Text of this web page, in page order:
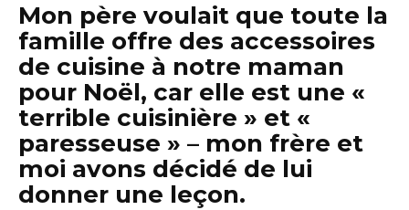
Mon père voulait que toute la
famille offre des accessoires
de cuisine à notre maman
pour Noël, car elle est une «
terrible cuisinière » et «
paresseuse » – mon frère et
moi avons décidé de lui
donner une leçon.